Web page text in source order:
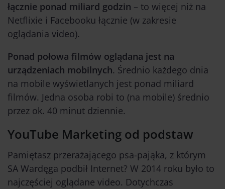
łącznie ponad miliard godzin – to więcej niż na
Netflixie i Facebooku łącznie (w zakresie
oglądania video).
Ponad połowa filmów oglądana jest na
urządzeniach mobilnych. Średnio każdego dnia
na mobile wyświetlanych jest ponad miliard
filmów. Jedna osoba robi to (na mobile) średnio
przez ok. 40 minut dziennie.
YouTube Marketing od podstaw
Pamiętasz przerażającego psa-pająka, z którym
SA Wardęga podbił Internet? W 2014 roku było to
najczęściej oglądane video. Dotychczas